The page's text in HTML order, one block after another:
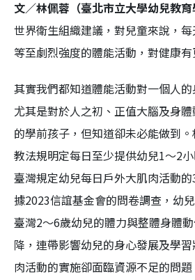
文／林佩蓉（臺北市立大學幼兒教育
世界衛生組織建議，對兒童來說，
等至劇烈強度的體能活動，對健康有
其實我們都知道體能活動對一個人的
尤其是對於人之初、正值大腦及身
的學前孩子，但知道卻未必能做到
教法規明定每日至少提供幼兒1～2
臺灣規定幼兒每日戶外大肌肉活動
據2023信誼基金會的問卷調查，幼
臺灣2～6歲幼兒的體力與整體身體
降，連帶影響幼兒的身心發展及學
肉活動的實施卻面臨資源不足的問